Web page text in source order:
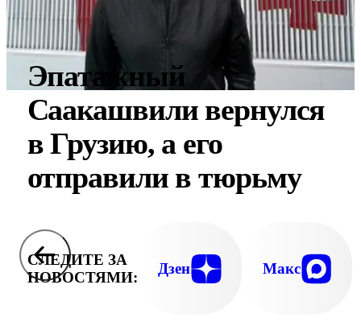
Эпатажный
Саакашвили вернулся
в Грузию, а его
отправили в тюрьму
СЛЕДИТЕ ЗА
НОВОСТЯМИ:
Дзен Макс